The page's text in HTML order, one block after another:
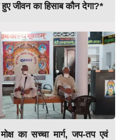
जीवन का हिसाब कौन देगा?*
का सच्चा मार्ग, जप-तप एवं